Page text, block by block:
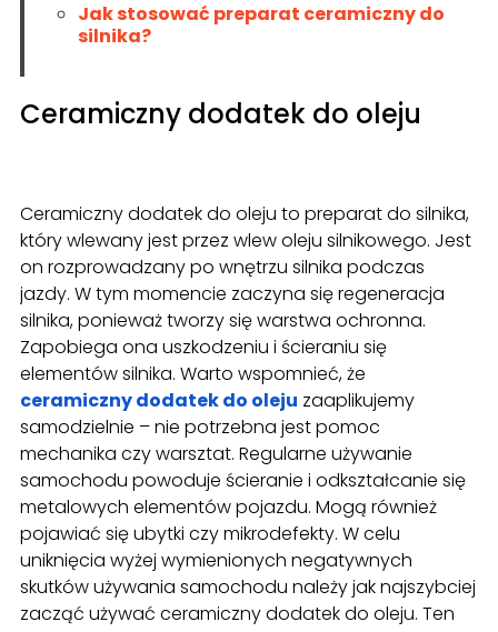
Jak stosować preparat ceramiczny do
silnika?
Ceramiczny dodatek do oleju
Ceramiczny dodatek do oleju to preparat do silnika,
który wlewany jest przez wlew oleju silnikowego. Jest
on rozprowadzany po wnętrzu silnika podczas
jazdy. W tym momencie zaczyna się regeneracja
silnika, ponieważ tworzy się warstwa ochronna.
Zapobiega ona uszkodzeniu i ścieraniu się
elementów silnika. Warto wspomnieć, że
ceramiczny dodatek do oleju zaaplikujemy
samodzielnie – nie potrzebna jest pomoc
mechanika czy warsztat. Regularne używanie
samochodu powoduje ścieranie i odkształcanie się
metalowych elementów pojazdu. Mogą również
pojawiać się ubytki czy mikrodefekty. W celu
uniknięcia wyżej wymienionych negatywnych
skutków używania samochodu należy jak najszybciej
zacząć używać ceramiczny dodatek do oleju. Ten